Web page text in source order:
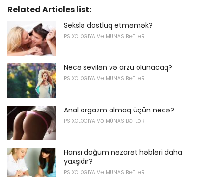
Related Articles list:
Sekslə dostluq etməmək?
PSIXOLOGIYA VƏ MÜNASIBƏTLƏR
Necə sevilən və arzu olunacaq?
PSIXOLOGIYA VƏ MÜNASIBƏTLƏR
Anal orgazm almaq üçün necə?
PSIXOLOGIYA VƏ MÜNASIBƏTLƏR
Hansı doğum nəzarət həbləri daha
yaxşıdır?
PSIXOLOGIYA VƏ MÜNASIBƏTLƏR